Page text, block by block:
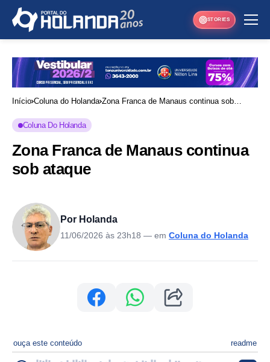
STORIES
Início Coluna do Holanda Zona Franca de Manaus continua sob
Coluna Do Holanda
Zona Franca de Manaus continua
sob ataque
Por Holanda
11/06/2026 às 23h18 — em Coluna do Holanda
ouça este conteúdo readme